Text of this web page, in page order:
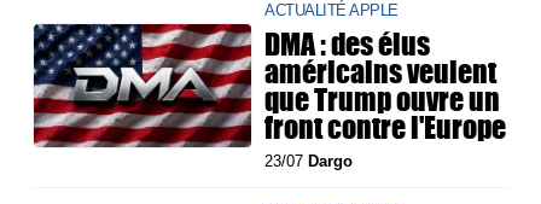
ACTUALITÉ APPLE
DMA : des élus
américains veulent
que Trump ouvre un
front contre l'Europe
23/07 Dargo